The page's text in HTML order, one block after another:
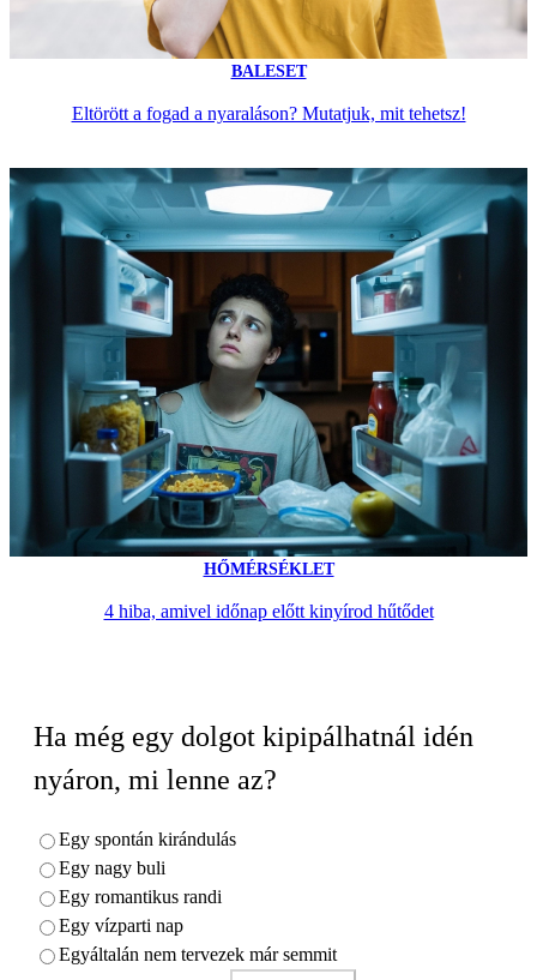
BALESET
Eltörött a fogad a nyaraláson? Mutatjuk, mit tehetsz!
HŐMÉRSÉKLET
4 hiba, amivel időnap előtt kinyírod hűtődet
Ha még egy dolgot kipipálhatnál idén
nyáron, mi lenne az?
Egy spontán kirándulás
Egy nagy buli
Egy romantikus randi
Egy vízparti nap
Egyáltalán nem tervezek már semmit